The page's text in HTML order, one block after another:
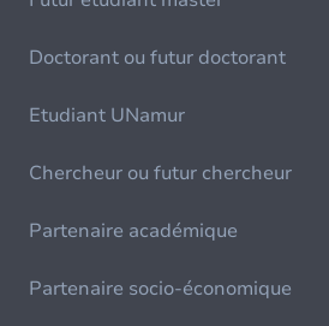
Doctorant ou futur doctorant
Etudiant UNamur
Chercheur ou futur chercheur
Partenaire académique
Partenaire socio-économique